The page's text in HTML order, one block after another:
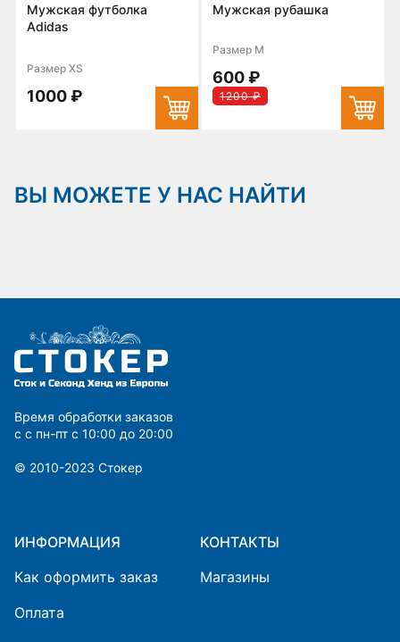
Мужская футболка
Adidas
Размер XS
1000 ₽
Мужская рубашка
Размер M
600 ₽
1200 ₽
ВЫ МОЖЕТЕ У НАС НАЙТИ
Время обработки заказов
с с пн-пт с 10:00 до 20:00
© 2010-2023 Cтокер
ИНФОРМАЦИЯ
Как оформить заказ
Оплата
КОНТАКТЫ
Магазины